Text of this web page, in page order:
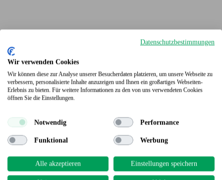
Terrassendielen
Datenschutzbestimmungen
Wir verwenden Cookies
Wir können diese zur Analyse unserer Besucherdaten platzieren, um unsere Webseite zu
verbessern, personalisierte Inhalte anzuzeigen und Ihnen ein großartiges Webseiten-
Erlebnis zu bieten. Für weitere Informationen zu den von uns verwendeten Cookies
öffnen Sie die Einstellungen.
Notwendig Performance
Funktional Werbung
Alle akzeptieren Einstellungen speichern